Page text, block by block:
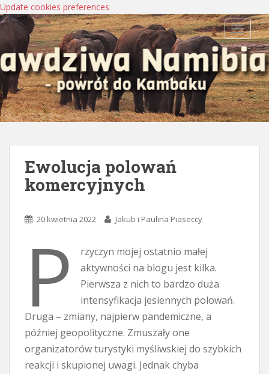
Update cookies preferences
Ewolucja polowań
komercyjnych
20 kwietnia 2022 Jakub i Paulina Piaseccy
P
rzyczyn mojej ostatnio małej
aktywności na blogu jest kilka.
Pierwsza z nich to bardzo duża
intensyfikacja jesiennych polowań.
Druga – zmiany, najpierw pandemiczne, a
później geopolityczne. Zmuszały one
organizatorów turystyki myśliwskiej do szybkich
reakcji i skupionej uwagi. Jednak chyba